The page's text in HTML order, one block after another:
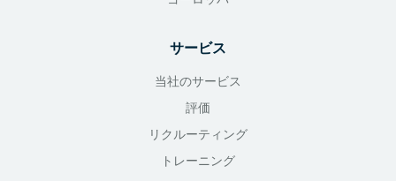
サービス
当社のサービス
評価
リクルーティング
トレーニング